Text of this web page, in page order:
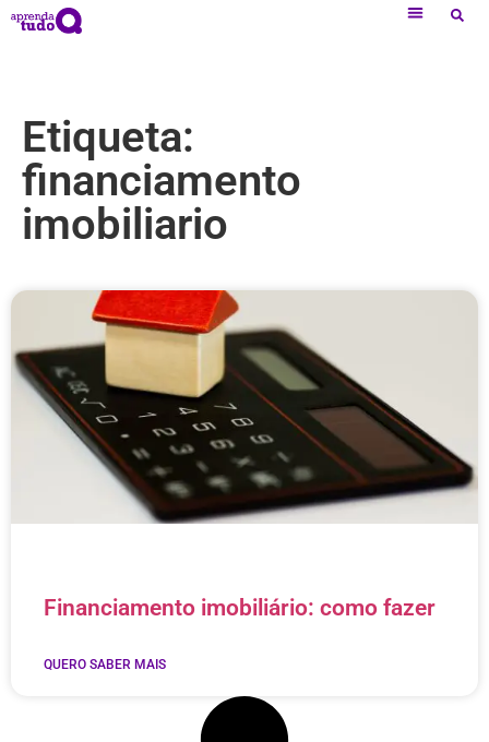
Etiqueta:
financiamento
imobiliario
Financiamento imobiliário: como fazer
QUERO SABER MAIS